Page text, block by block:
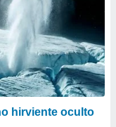
hirviente oculto